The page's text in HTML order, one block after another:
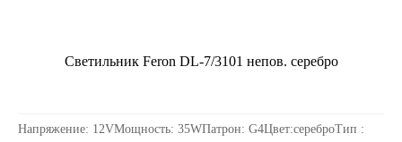
Светильник Feron DL-7/3101 непов. серебро
Напряжение: 12VМощность: 35WПатрон: G4Цвет:сереброТип :